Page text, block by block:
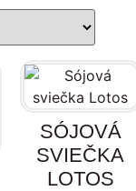
SÓJOVÁ
SVIEČKA
LOTOS